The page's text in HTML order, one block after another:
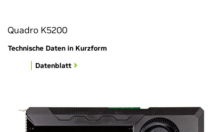
Quadro K5200
Technische Daten in Kurzform
Datenblatt